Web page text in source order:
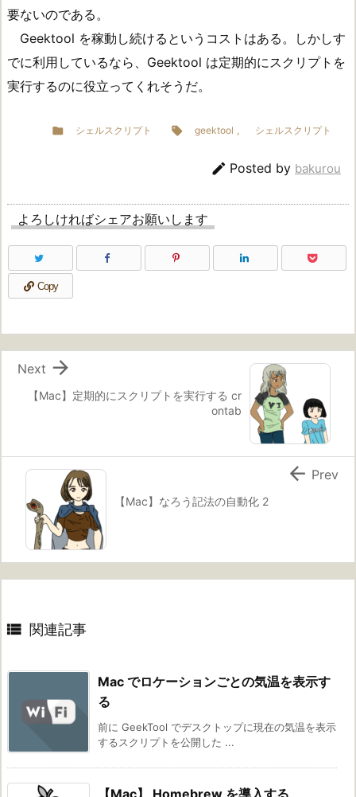
要ないのである。
Geektool を稼動し続けるというコストはある。しかしす
でに利用しているなら、Geektool は定期的にスクリプトを
実行するのに役立ってくれそうだ。
 シェルスクリプト  geektool , シェルスクリプト
 Posted by bakurou
よろしければシェアお願いします
Copy
【Mac】定期的にスクリプトを実行する cr
ontab

Next
【Mac】なろう記法の自動化 2
 Prev
 関連記事
Mac でロケーションごとの気温を表示す
る
前に GeekTool でデスクトップに現在の気温を表示
するスクリプトを公開した ...
【Mac】 Homebrew を導入する